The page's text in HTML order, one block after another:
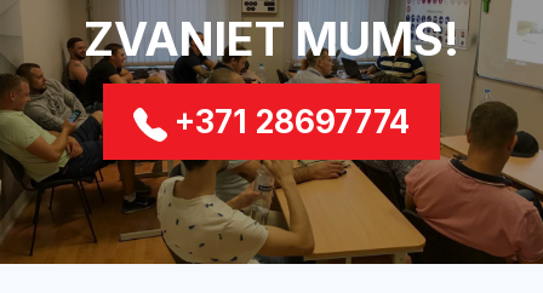
ZVANIET MUMS!
+371 28697774